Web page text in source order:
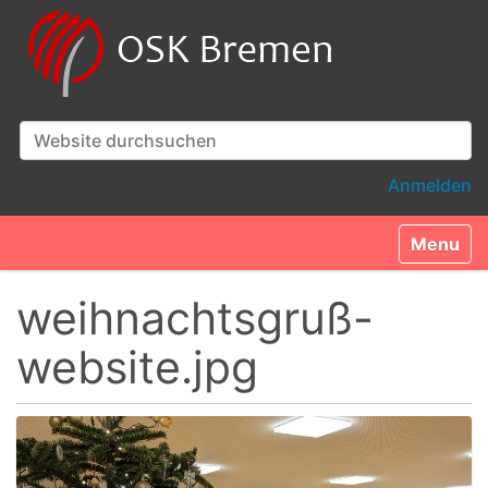
Website durchsuchen
Anmelden
Toggle
weihnachtsgruß-
website.jpg